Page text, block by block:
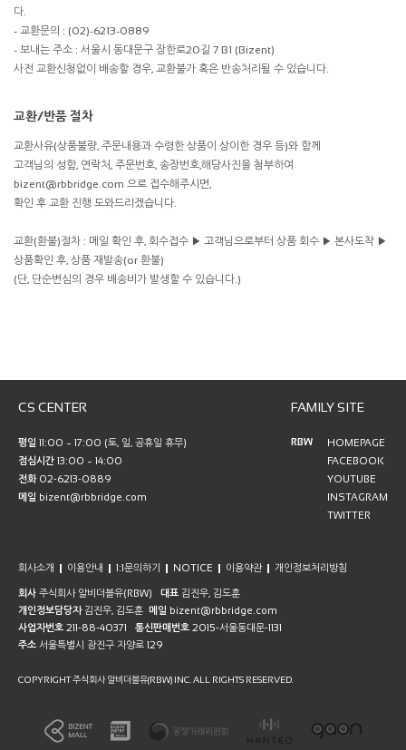
다.
- 교환문의 : (02)-6213-0889
- 보내는 주소 : 서울시 동대문구 장한로20길 7 B1 (Bizent)
사전 교환신청없이 배송할 경우, 교환불가 혹은 반송처리될 수 있습니다.
교환/반품 절차
교환사유(상품불량, 주문내용과 수령한 상품이 상이한 경우 등)와 함께
고객님의 성함, 연락처, 주문번호, 송장번호,해당사진을 첨부하여
bizent@rbbridge.com 으로 접수해주시면,
확인 후 교환 진행 도와드리겠습니다.
교환(환불)절차 : 메일 확인 후, 회수접수 ▶ 고객님으로부터 상품 회수 ▶ 본사도착 ▶
상품확인 후, 상품 재발송(or 환불)
(단, 단순변심의 경우 배송비가 발생할 수 있습니다.)
CS CENTER
평일 11:00 ~ 17:00 (토, 일, 공휴일 휴무)
점심시간 13:00 ~ 14:00
전화02-6213-0889
메일 bizent@rbbridge.com
FAMILY SITE
RBW
HOMEPAGE
FACEBOOK
YOUTUBE
INSTAGRAM
TWITTER
회사소개 이용안내 1:1문의하기 NOTICE 이용약관 개인정보처리방침
회사 주식회사 알비더블유(RBW) 대표 김진우, 김도훈
개인정보담당자김진우, 김도훈 메일 bizent@rbbridge.com
사업자번호 211-88-40371 통신판매번호 2015-서울동대문-1131
주소 서울특별시 광진구 자양로 129
COPYRIGHT 주식회사 알비더블유(RBW) INC. ALL RIGHTS RESERVED.